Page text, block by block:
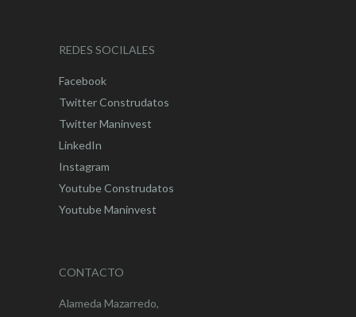
REDES SOCILALES
Facebook
Twitter Construdatos
Twitter Maninvest
LinkedIn
Instagram
Youtube Construdatos
Youtube Maninvest
CONTACTO
Alameda Mazarredo,